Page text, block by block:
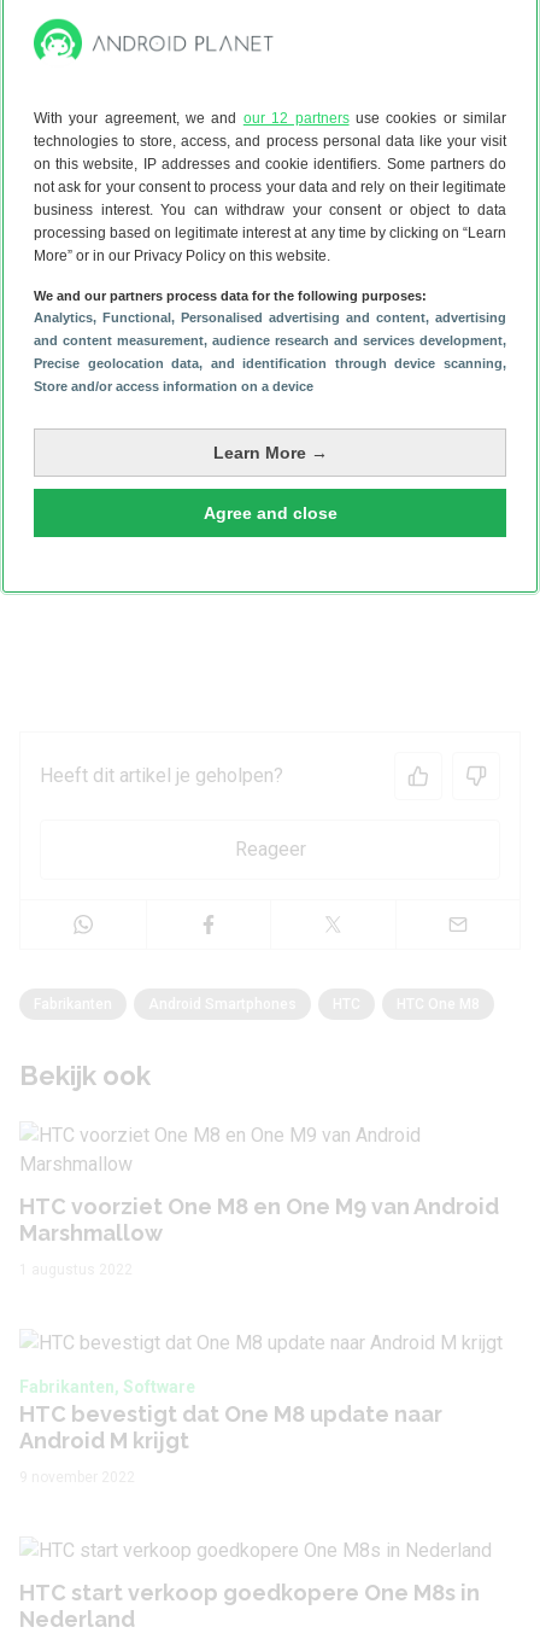
With your agreement, we and our 12 partnersuse cookies or similar
technologies to store, access, and process personal data like your visit
on this website, IP addresses and cookie identifiers. Some partners do
not ask for your consent to process your data and rely on their legitimate
business interest. You can withdraw your consent or object to data
processing based on legitimate interest at any time by clicking on “Learn
More” or in our Privacy Policy on this website.
We and our partners process data for the following purposes:
Analytics, Functional, Personalised advertising and content, advertising
and content measurement, audience research and services development,
Precise geolocation data, and identification through device scanning,
Store and/or access information on a device
Learn More →
Agree and close
Dit is wanneer de Google Assistent écht helemaal verdwijnt
(5 aug)
voorganger (5 aug)
Heeft dit artikel je geholpen?
Reageer
Bekijk ook
HTC voorziet One M8 en One M9 van Android
Marshmallow
Fabrikanten, Software
HTC bevestigt dat One M8 update naar
Android M krijgt
HTC start verkoop goedkopere One M8s in
Nederland